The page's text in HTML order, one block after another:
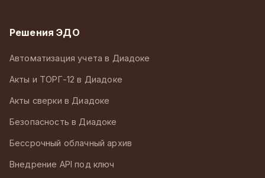
Решения ЭДО
Автоматизация учета в Диадоке
Акты и ТОРГ-12 в Диадоке
Акты сверки в Диадоке
Безопасность в Диадоке
Бессрочный облачный архив
Внедрение API под ключ